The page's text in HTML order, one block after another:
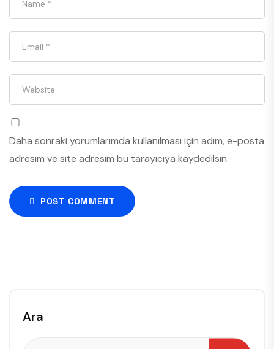
Daha sonraki yorumlarımda kullanılması için adım, e-posta
adresim ve site adresim bu tarayıcıya kaydedilsin.
POST COMMENT
Ara